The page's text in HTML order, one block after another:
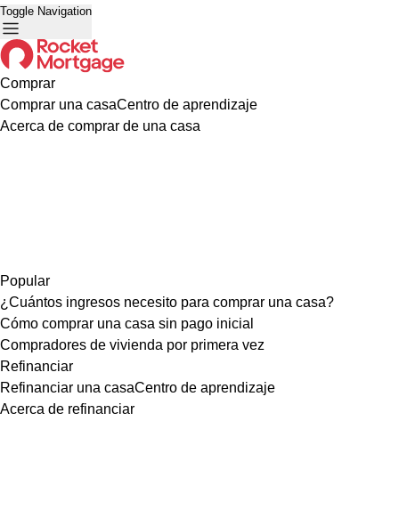
Toggle Navigation
Comprar
Comprar una casaCentro de aprendizaje
Acerca de comprar de una casa
Popular
¿Cuántos ingresos necesito para comprar una casa?
Cómo comprar una casa sin pago inicial
Compradores de vivienda por primera vez
Refinanciar
Refinanciar una casaCentro de aprendizaje
Acerca de refinanciar